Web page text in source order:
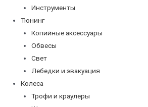
Инструменты
Тюнинг
Копийные аксессуары
Обвесы
Свет
Лебедки и эвакуация
Колеса
Трофи и краулеры